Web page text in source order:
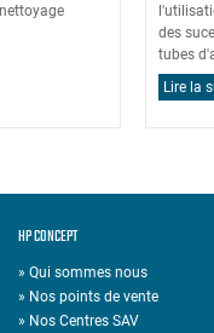
des
tubes
Lire la
HP CONCEPT
» Qui sommes nous
» Nos points de vente
» Nos Centres SAV